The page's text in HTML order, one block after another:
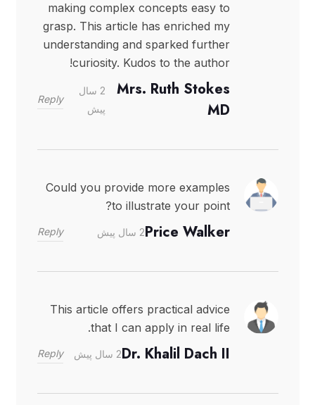
making complex concepts easy to
grasp. This article has enriched my
understanding and sparked further
curiosity. Kudos to the author!
Mrs. Ruth Stokes
MD
2 سال
پیش
Reply
Could you provide more examples
to illustrate your point?
Price Walker2 سال پیش Reply
This article offers practical advice
that I can apply in real life.
Dr. Khalil Dach II2 سال پیش Reply